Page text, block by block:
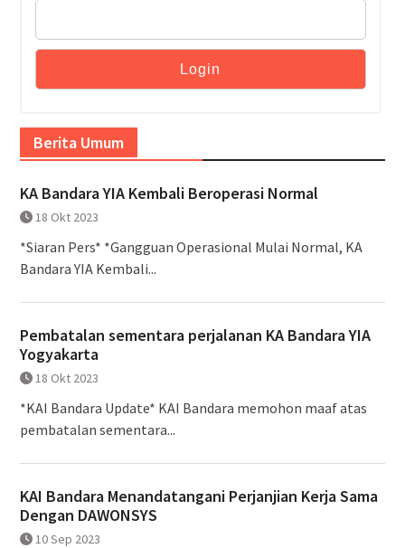
Berita Umum
KA Bandara YIA Kembali Beroperasi Normal
18 Okt 2023
*Siaran Pers* *Gangguan Operasional Mulai Normal, KA
Bandara YIA Kembali...
Pembatalan sementara perjalanan KA Bandara YIA
Yogyakarta
18 Okt 2023
*KAI Bandara Update* KAI Bandara memohon maaf atas
pembatalan sementara...
KAI Bandara Menandatangani Perjanjian Kerja Sama
Dengan DAWONSYS
10 Sep 2023